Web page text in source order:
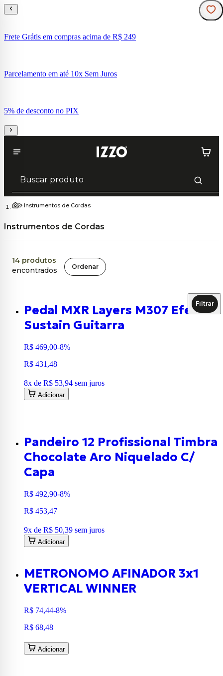
Frete Grátis em compras acima de R$ 249
Parcelamento em até 10x Sem Juros
5% de desconto no PIX
Instrumentos de Cordas
Instrumentos de Cordas
14 produtos
encontrados
Ordenar
Filtrar
Pedal MXR Layers M307 Efeito
Sustain Guitarra
R$ 469,00-8%
R$ 431,48
8x de R$ 53,94 sem juros
Adicionar
Pandeiro 12 Profissional Timbra
Chocolate Aro Niquelado C/
Capa
R$ 492,90-8%
R$ 453,47
9x de R$ 50,39 sem juros
Adicionar
METRONOMO AFINADOR 3x1
VERTICAL WINNER
R$ 74,44-8%
R$ 68,48
Adicionar